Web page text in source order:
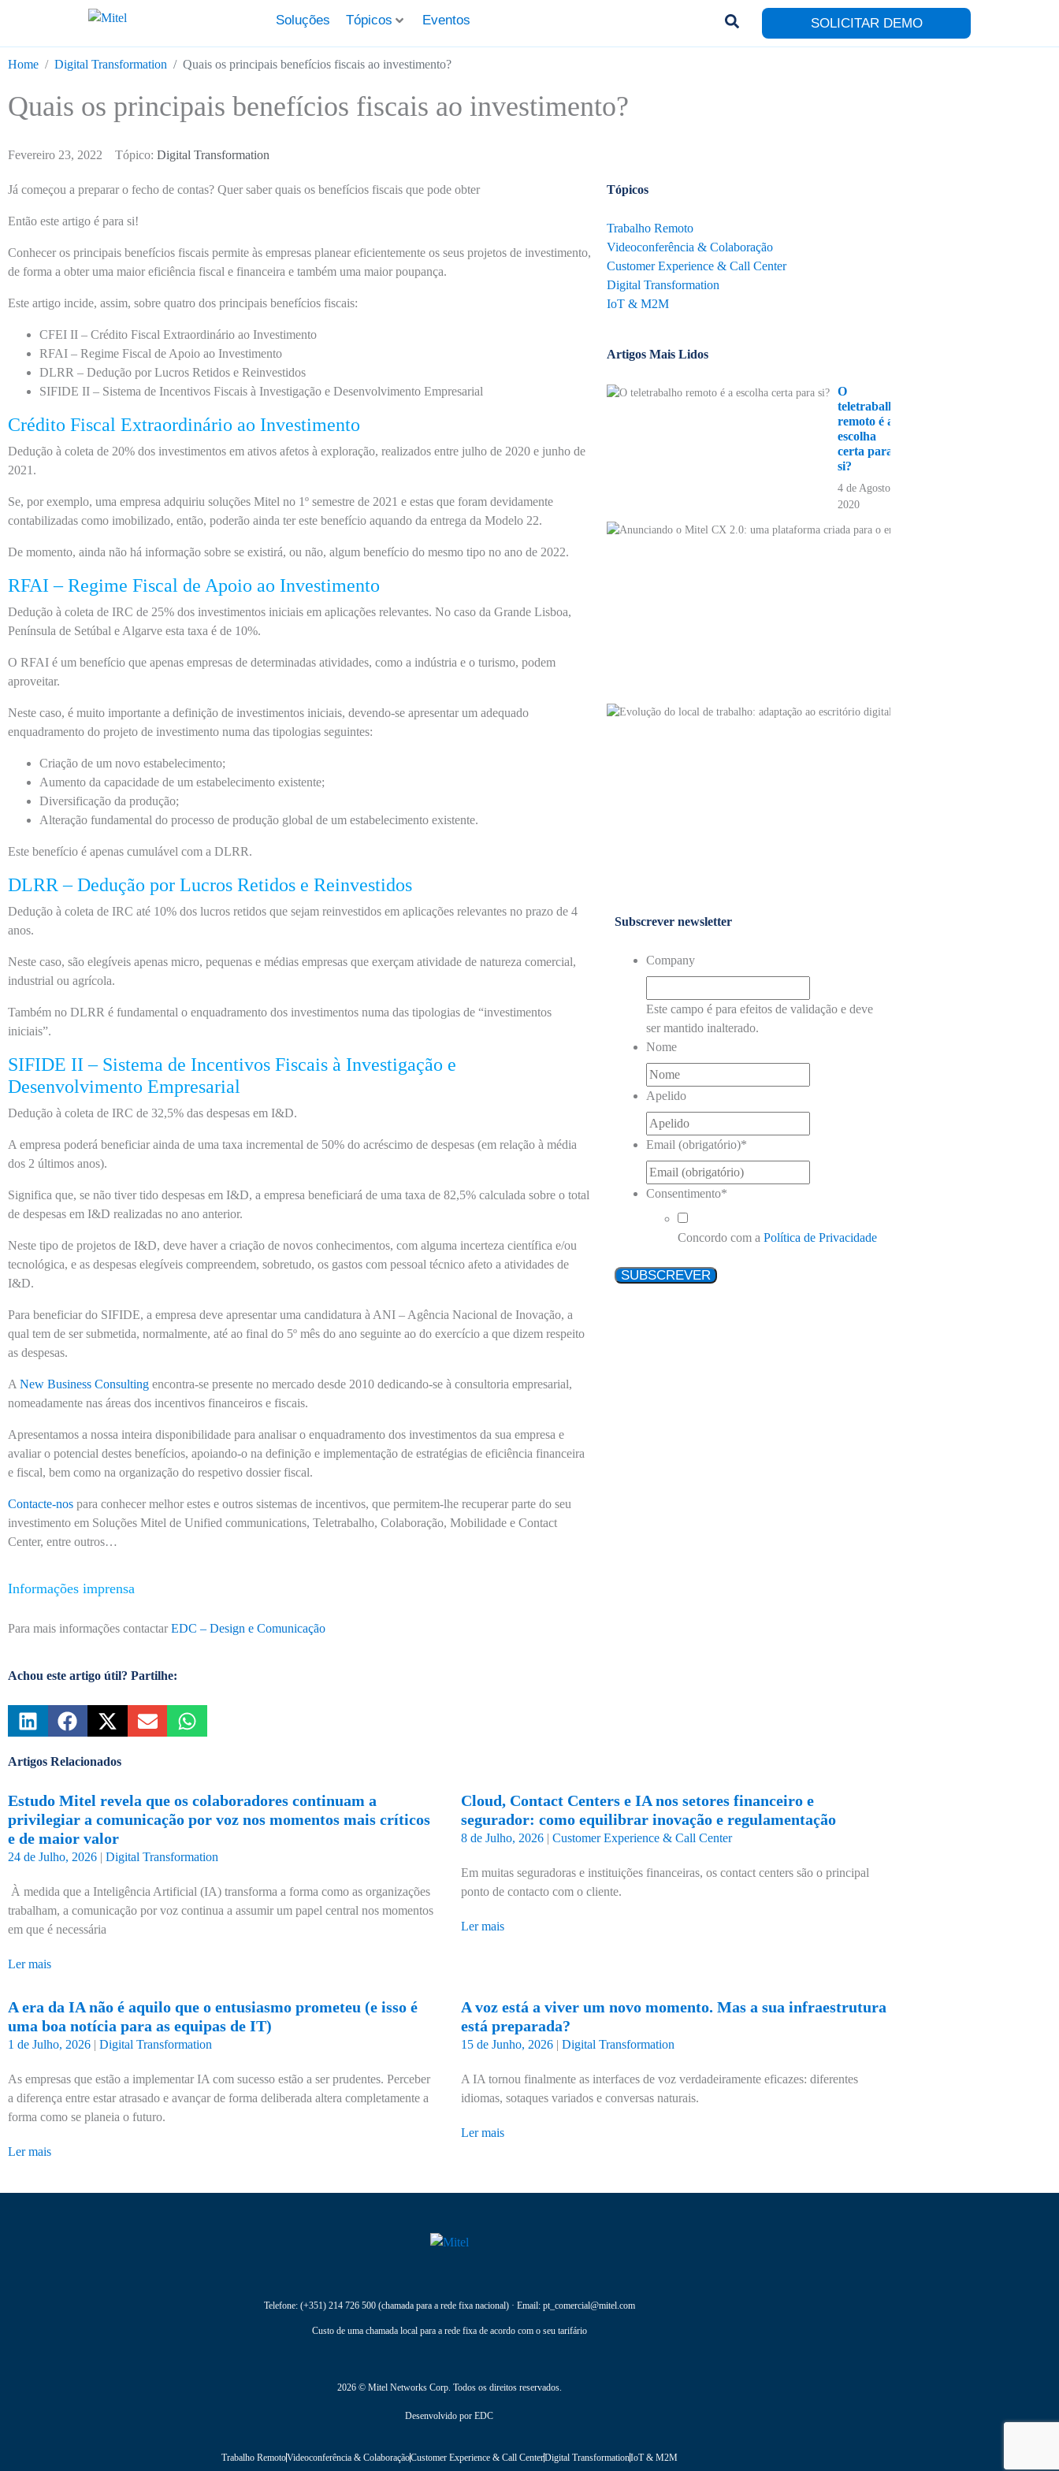
Soluções Tópicos Eventos SOLICITAR DEMO
Home Digital Transformation Quais os principais benefícios fiscais ao investimento?
Quais os principais benefícios fiscais ao investimento?
Fevereiro 23, 2022 Tópico: Digital Transformation
Já começou a preparar o fecho de contas? Quer saber quais os benefícios fiscais que pode obter
Então este artigo é para si!
Conhecer os principais benefícios fiscais permite às empresas planear eficientemente os seus projetos de investimento,
de forma a obter uma maior eficiência fiscal e financeira e também uma maior poupança.
Este artigo incide, assim, sobre quatro dos principais benefícios fiscais:
CFEI II – Crédito Fiscal Extraordinário ao Investimento
RFAI – Regime Fiscal de Apoio ao Investimento
DLRR – Dedução por Lucros Retidos e Reinvestidos
SIFIDE II – Sistema de Incentivos Fiscais à Investigação e Desenvolvimento Empresarial
Crédito Fiscal Extraordinário ao Investimento
Dedução à coleta de 20% dos investimentos em ativos afetos à exploração, realizados entre julho de 2020 e junho de
2021.
Se, por exemplo, uma empresa adquiriu soluções Mitel no 1º semestre de 2021 e estas que foram devidamente
contabilizadas como imobilizado, então, poderão ainda ter este benefício aquando da entrega da Modelo 22.
De momento, ainda não há informação sobre se existirá, ou não, algum benefício do mesmo tipo no ano de 2022.
RFAI – Regime Fiscal de Apoio ao Investimento
Dedução à coleta de IRC de 25% dos investimentos iniciais em aplicações relevantes. No caso da Grande Lisboa,
Península de Setúbal e Algarve esta taxa é de 10%.
O RFAI é um benefício que apenas empresas de determinadas atividades, como a indústria e o turismo, podem
aproveitar.
Neste caso, é muito importante a definição de investimentos iniciais, devendo-se apresentar um adequado
enquadramento do projeto de investimento numa das tipologias seguintes:
Criação de um novo estabelecimento;
Aumento da capacidade de um estabelecimento existente;
Diversificação da produção;
Alteração fundamental do processo de produção global de um estabelecimento existente.
Este benefício é apenas cumulável com a DLRR.
DLRR – Dedução por Lucros Retidos e Reinvestidos
Dedução à coleta de IRC até 10% dos lucros retidos que sejam reinvestidos em aplicações relevantes no prazo de 4
anos.
Neste caso, são elegíveis apenas micro, pequenas e médias empresas que exerçam atividade de natureza comercial,
industrial ou agrícola.
Também no DLRR é fundamental o enquadramento dos investimentos numa das tipologias de “investimentos
iniciais”.
SIFIDE II – Sistema de Incentivos Fiscais à Investigação e
Desenvolvimento Empresarial
Dedução à coleta de IRC de 32,5% das despesas em I&D.
A empresa poderá beneficiar ainda de uma taxa incremental de 50% do acréscimo de despesas (em relação à média
dos 2 últimos anos).
Significa que, se não tiver tido despesas em I&D, a empresa beneficiará de uma taxa de 82,5% calculada sobre o total
de despesas em I&D realizadas no ano anterior.
Neste tipo de projetos de I&D, deve haver a criação de novos conhecimentos, com alguma incerteza científica e/ou
tecnológica, e as despesas elegíveis compreendem, sobretudo, os gastos com pessoal técnico afeto a atividades de
I&D.
Para beneficiar do SIFIDE, a empresa deve apresentar uma candidatura à ANI – Agência Nacional de Inovação, a
qual tem de ser submetida, normalmente, até ao final do 5º mês do ano seguinte ao do exercício a que dizem respeito
as despesas.
A New Business Consulting encontra-se presente no mercado desde 2010 dedicando-se à consultoria empresarial,
nomeadamente nas áreas dos incentivos financeiros e fiscais.
Apresentamos a nossa inteira disponibilidade para analisar o enquadramento dos investimentos da sua empresa e
avaliar o potencial destes benefícios, apoiando-o na definição e implementação de estratégias de eficiência financeira
e fiscal, bem como na organização do respetivo dossier fiscal.
Contacte-nos para conhecer melhor estes e outros sistemas de incentivos, que permitem-lhe recuperar parte do seu
investimento em Soluções Mitel de Unified communications, Teletrabalho, Colaboração, Mobilidade e Contact
Center, entre outros…
Informações imprensa
Para mais informações contactar EDC – Design e Comunicação
Achou este artigo útil? Partilhe:
Tópicos
Trabalho Remoto
Videoconferência & Colaboração
Customer Experience & Call Center
Digital Transformation
IoT & M2M
Artigos Mais Lidos
O
teletrabalho
remoto é a
escolha
certa para
si?
4 de Agosto,
2020
Subscrever newsletter
Company
Este campo é para efeitos de validação e deve
ser mantido inalterado.
Nome
Apelido
Email (obrigatório)*
Consentimento*
Concordo com a Política de Privacidade
Artigos Relacionados
Estudo Mitel revela que os colaboradores continuam a
privilegiar a comunicação por voz nos momentos mais críticos
e de maior valor
24 de Julho, 2026 | Digital Transformation
À medida que a Inteligência Artificial (IA) transforma a forma como as organizações
trabalham, a comunicação por voz continua a assumir um papel central nos momentos
em que é necessária
Ler mais
Cloud, Contact Centers e IA nos setores financeiro e
segurador: como equilibrar inovação e regulamentação
8 de Julho, 2026 | Customer Experience & Call Center
Em muitas seguradoras e instituições financeiras, os contact centers são o principal
ponto de contacto com o cliente.
Ler mais
A era da IA não é aquilo que o entusiasmo prometeu (e isso é
uma boa notícia para as equipas de IT)
1 de Julho, 2026 | Digital Transformation
As empresas que estão a implementar IA com sucesso estão a ser prudentes. Perceber
a diferença entre estar atrasado e avançar de forma deliberada altera completamente a
forma como se planeia o futuro.
Ler mais
A voz está a viver um novo momento. Mas a sua infraestrutura
está preparada?
15 de Junho, 2026 | Digital Transformation
A IA tornou finalmente as interfaces de voz verdadeiramente eficazes: diferentes
idiomas, sotaques variados e conversas naturais.
Ler mais
Telefone: (+351) 214 726 500(chamada para a rede fixa nacional) · Email: pt_comercial@mitel.com
Custo de uma chamada local para a rede fixa de acordo com o seu tarifário
2026 © Mitel Networks Corp. Todos os direitos reservados.
Desenvolvido por EDC
Trabalho RemotoVideoconferência & ColaboraçãoCustomer Experience & Call CenterDigital TransformationIoT & M2M